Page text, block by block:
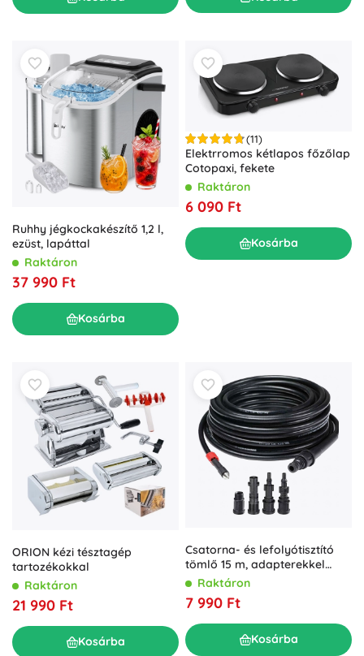
Ruhhy jégkockakészítő 1,2 l,
ezüst, lapáttal
Raktáron
37 990 Ft
Kosárba
(11)
Elektrromos kétlapos főzőlap
Cotopaxi, fekete
Raktáron
6 090 Ft
Kosárba
ORION kézi tésztagép
tartozékokkal
Raktáron
21 990 Ft
Kosárba
Csatorna- és lefolyótisztító
tömlő 15 m, adapterekkel
magasnyomású mosókhoz
Raktáron
7 990 Ft
Kosárba